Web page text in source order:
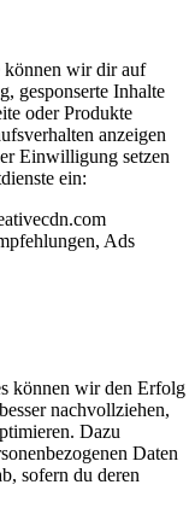
können wir dir auf
gesponserte Inhalte
oder Produkte
anzeigen
Einwilligung setzen
ein:
Ads
können wir den Erfolg
nachvollziehen,
Dazu
Daten
sofern du deren